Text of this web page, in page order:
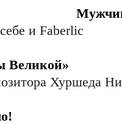
и Faberlic
Великой»
Хуршеда